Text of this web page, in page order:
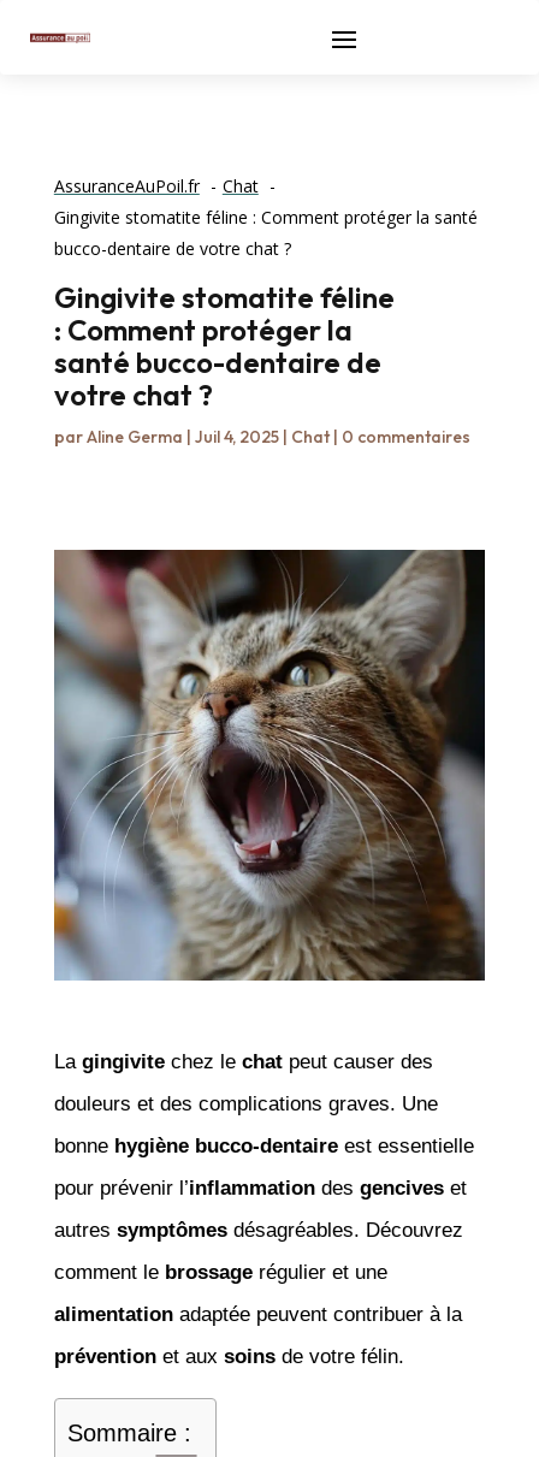
AssuranceAuPoil.fr
Chat
Gingivite stomatite féline : Comment protéger la santé
bucco-dentaire de votre chat ?
Gingivite stomatite féline
: Comment protéger la
santé bucco-dentaire de
votre chat ?
parAline Germa | Juil 4, 2025| Chat| 0 commentaires
La gingivitechez le chatpeut causer des
douleurs et des complications graves. Une
bonne hygiène bucco-dentaireest essentielle
pour prévenir l’inflammationdes genciveset
autres symptômesdésagréables. Découvrez
comment le brossagerégulier et une
alimentationadaptée peuvent contribuer à la
préventionet aux soinsde votre félin.
Sommaire :